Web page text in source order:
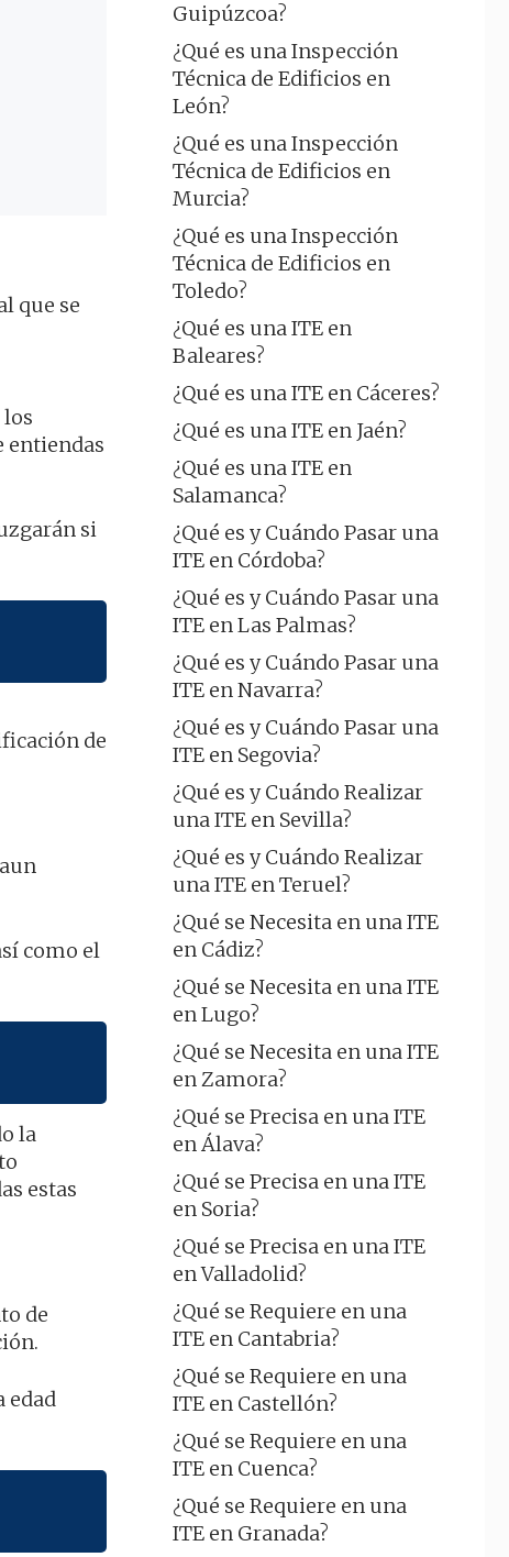
que se
los
entiendas
si
de
como el
la
estas
de
edad
Guipúzcoa?
¿Qué es una Inspección
Técnica de Edificios en
León?
¿Qué es una Inspección
Técnica de Edificios en
Murcia?
¿Qué es una Inspección
Técnica de Edificios en
Toledo?
¿Qué es una ITE en
Baleares?
¿Qué es una ITE en Cáceres?
¿Qué es una ITE en Jaén?
¿Qué es una ITE en
Salamanca?
¿Qué es y Cuándo Pasar una
ITE en Córdoba?
¿Qué es y Cuándo Pasar una
ITE en Las Palmas?
¿Qué es y Cuándo Pasar una
ITE en Navarra?
¿Qué es y Cuándo Pasar una
ITE en Segovia?
¿Qué es y Cuándo Realizar
una ITE en Sevilla?
¿Qué es y Cuándo Realizar
una ITE en Teruel?
¿Qué se Necesita en una ITE
en Cádiz?
¿Qué se Necesita en una ITE
en Lugo?
¿Qué se Necesita en una ITE
en Zamora?
¿Qué se Precisa en una ITE
en Álava?
¿Qué se Precisa en una ITE
en Soria?
¿Qué se Precisa en una ITE
en Valladolid?
¿Qué se Requiere en una
ITE en Cantabria?
¿Qué se Requiere en una
ITE en Castellón?
¿Qué se Requiere en una
ITE en Cuenca?
¿Qué se Requiere en una
ITE en Granada?